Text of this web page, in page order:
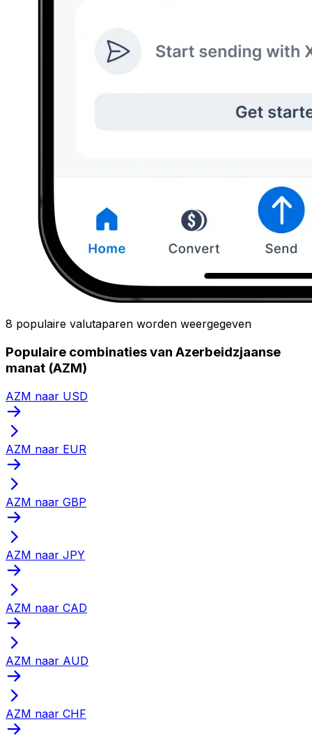
8 populaire valutaparen worden weergegeven
Populaire combinaties van Azerbeidzjaanse
manat (AZM)
AZM naar USD
AZM naar EUR
AZM naar GBP
AZM naar JPY
AZM naar CAD
AZM naar AUD
AZM naar CHF